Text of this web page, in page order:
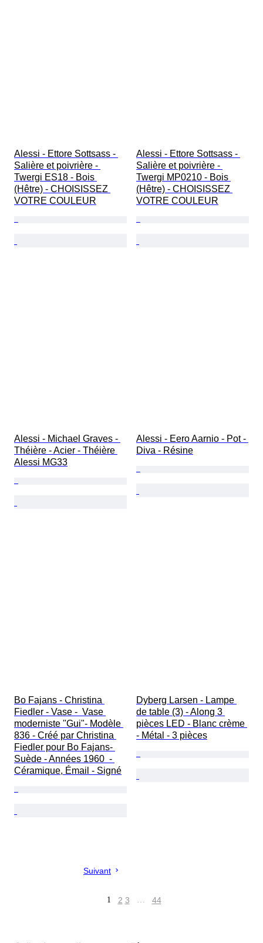
Alessi - Ettore Sottsass -
Salière et poivrière -
Twergi ES18 - Bois
(Hêtre) - CHOISISSEZ
VOTRE COULEUR
Alessi - Ettore Sottsass -
Salière et poivrière -
Twergi MP0210 - Bois
(Hêtre) - CHOISISSEZ
VOTRE COULEUR
Alessi - Michael Graves -
Théière - Acier - Théière
Alessi MG33
Alessi - Eero Aarnio - Pot -
Diva - Résine
Bo Fajans - Christina
Fiedler - Vase -  Vase
moderniste "Gui"- Modèle
836 - Créé par Christina
Fiedler pour Bo Fajans-
Suède - Années 1960  -
Céramique, Émail - Signé
Dyberg Larsen - Lampe
de table (3) - Along 3
pièces LED - Blanc crème
- Métal - 3 pièces
Suivant
1 2 3 … 44